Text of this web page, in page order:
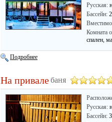
Русская:
Бассейн:
Комната
спален,
Подробнее
На привалебаня
Русская:
Бассейн: